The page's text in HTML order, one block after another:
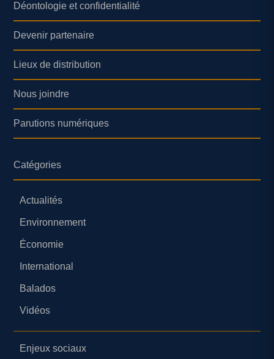
Déontologie et confidentialité
Devenir partenaire
Lieux de distribution
Nous joindre
Parutions numériques
Catégories
Actualités
Environnement
Économie
International
Balados
Vidéos
Enjeux sociaux